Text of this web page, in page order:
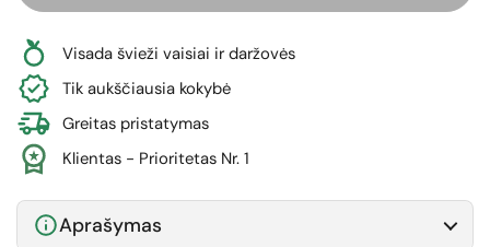
Visada švieži vaisiai ir daržovės
Tik aukščiausia kokybė
Greitas pristatymas
Klientas - Prioritetas Nr. 1
Aprašymas